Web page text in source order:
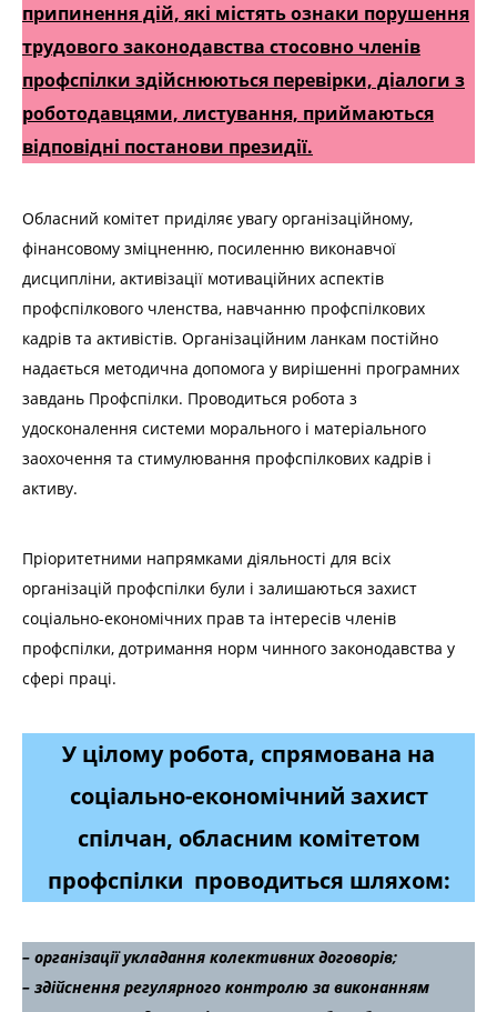
припинення дій, які містять ознаки порушення
трудового законодавства стосовно членів
профспілки здійснюються перевірки, діалоги з
роботодавцями, листування, приймаються
відповідні постанови президії.
Обласний комітет приділяє увагу організаційному,
фінансовому зміцненню, посиленню виконавчої
дисципліни, активізації мотиваційних аспектів
профспілкового членства, навчанню профспілкових
кадрів та активістів. Організаційним ланкам постійно
надається методична допомога у вирішенні програмних
завдань Профспілки. Проводиться робота з
удосконалення системи морального і матеріального
заохочення та стимулювання профспілкових кадрів і
активу.
Пріоритетними напрямками діяльності для всіх
організацій профспілки були і залишаються захист
соціально-економічних прав та інтересів членів
профспілки, дотримання норм чинного законодавства у
сфері праці.
У цілому робота, спрямована на
соціально-економічний захист
спілчан, обласним комітетом
профспілки проводиться шляхом:
– організації укладання колективних договорів;
– здійснення регулярного контролю за виконанням